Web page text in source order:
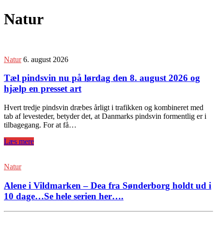
Natur
Natur 6. august 2026
Tæl pindsvin nu på lørdag den 8. august 2026 og
hjælp en presset art
Hvert tredje pindsvin dræbes årligt i trafikken og kombineret med
tab af levesteder, betyder det, at Danmarks pindsvin formentlig er i
tilbagegang. For at få…
Læs mere
Natur
Alene i Vildmarken – Dea fra Sønderborg holdt ud i
10 dage…Se hele serien her….